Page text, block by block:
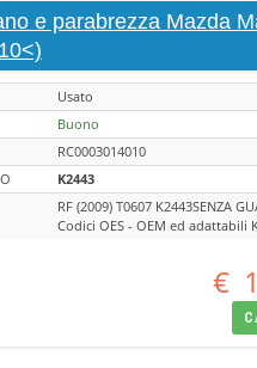
e parabrezza Mazda
Usato
Buono
RC0003014010
K2443
RF (2009) T0607 K2443SENZA
Codici OES - OEM ed adattabili
€